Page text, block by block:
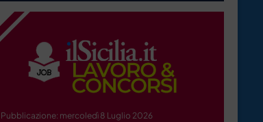
Pubblicazione: mercoledì 8 Luglio 2026